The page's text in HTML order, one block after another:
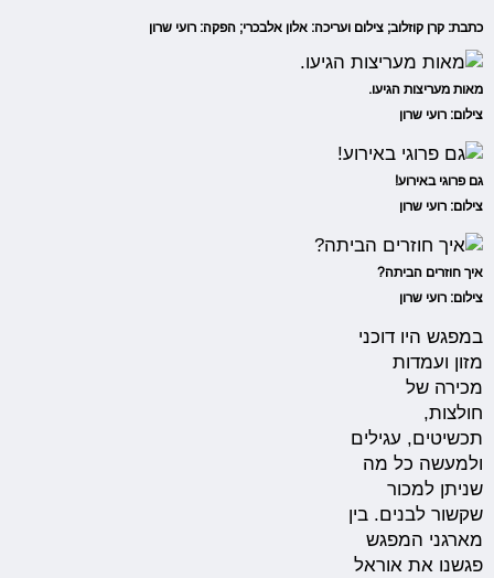
כתבת: קרן קוזלוב; צילום ועריכה: אלון אלבכרי; הפקה: רועי שרון
מאות מעריצות הגיעו.
צילום: רועי שרון
גם פרוגי באירוע!
צילום: רועי שרון
איך חוזרים הביתה?
צילום: רועי שרון
במפגש היו דוכני
מזון ועמדות
מכירה של
חולצות,
תכשיטים, עגילים
ולמעשה כל מה
שניתן למכור
שקשור לבנים. בין
מארגני המפגש
פגשנו את אוראל